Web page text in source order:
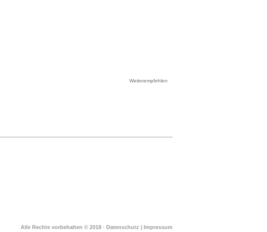
Weiterempfehlen
Alle Rechte vorbehalten © 2018 · Datenschutz | Impressum